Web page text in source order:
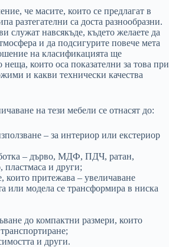
че масите, които се предлагат в
разтегателни са доста разнообразни.
служат навсякъде, където желаете да
и да подсигурите повече мета
на класификацията ще
които оса показателни за това при
и какви технически качества
на тези мебели се отнасят до:
– за интериор или екстериор
– дърво, МДФ, ПДЧ, ратан,
пластмаса и други;
които притежава – увеличаване
или модела се трансформира в ниска
до компактни размери, които
и други.